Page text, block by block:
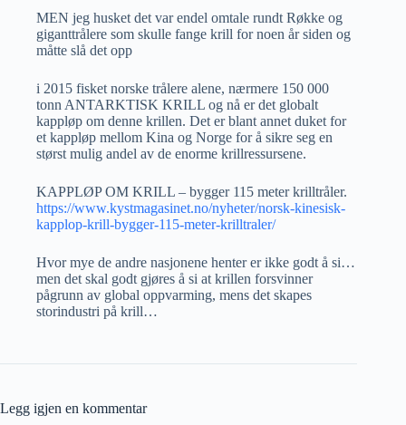
MEN jeg husket det var endel omtale rundt Røkke og
giganttrålere som skulle fange krill for noen år siden og
måtte slå det opp
i 2015 fisket norske trålere alene, nærmere 150 000
tonn ANTARKTISK KRILL og nå er det globalt
kappløp om denne krillen. Det er blant annet duket for
et kappløp mellom Kina og Norge for å sikre seg en
størst mulig andel av de enorme krillressursene.
KAPPLØP OM KRILL – bygger 115 meter krilltråler.
https://www.kystmagasinet.no/nyheter/norsk-kinesisk-
kapplop-krill-bygger-115-meter-krilltraler/
Hvor mye de andre nasjonene henter er ikke godt å si…
men det skal godt gjøres å si at krillen forsvinner
pågrunn av global oppvarming, mens det skapes
storindustri på krill…
Legg igjen en kommentar